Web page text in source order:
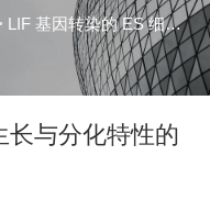
LIF 基因转染的 ES 细胞生长与分化特性的研究
长与分化特性的